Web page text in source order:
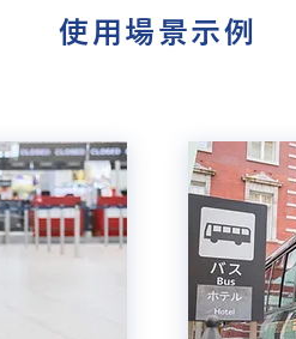
使用場景示例